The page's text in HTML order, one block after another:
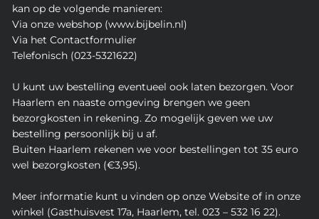
kan op de volgende manieren:
Via onze webshop (www.bijbelin.nl)
Via het Contactformulier
Telefonisch (023-5321622)
U kunt uw bestelling eventueel ook laten bezorgen. Voor
Haarlem en naaste omgeving brengen we geen
bezorgkosten in rekening. Zo mogelijk geven we uw
bestelling persoonlijk bij u af.
Buiten Haarlem rekenen we voor bestellingen tot 35 euro
wel bezorgkosten (€3,95).
Meer informatie kunt u vinden op onze Website of in onze
winkel (Gasthuisvest 17a, Haarlem, tel. 023 – 532 16 22).